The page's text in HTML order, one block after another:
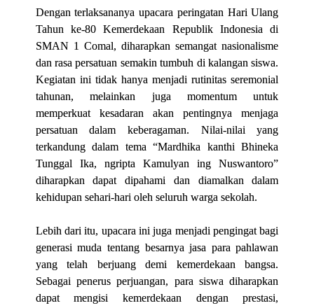
Dengan terlaksananya upacara peringatan Hari Ulang
Tahun ke-80 Kemerdekaan Republik Indonesia di
SMAN 1 Comal, diharapkan semangat nasionalisme
dan rasa persatuan semakin tumbuh di kalangan siswa.
Kegiatan ini tidak hanya menjadi rutinitas seremonial
tahunan, melainkan juga momentum untuk
memperkuat kesadaran akan pentingnya menjaga
persatuan dalam keberagaman. Nilai-nilai yang
terkandung dalam tema “Mardhika kanthi Bhineka
Tunggal Ika, ngripta Kamulyan ing Nuswantoro”
diharapkan dapat dipahami dan diamalkan dalam
kehidupan sehari-hari oleh seluruh warga sekolah.
Lebih dari itu, upacara ini juga menjadi pengingat bagi
generasi muda tentang besarnya jasa para pahlawan
yang telah berjuang demi kemerdekaan bangsa.
Sebagai penerus perjuangan, para siswa diharapkan
dapat mengisi kemerdekaan dengan prestasi,